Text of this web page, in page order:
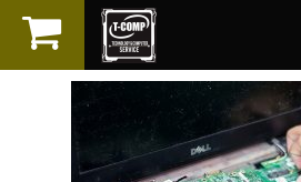
LAPTOP
SPAREPART